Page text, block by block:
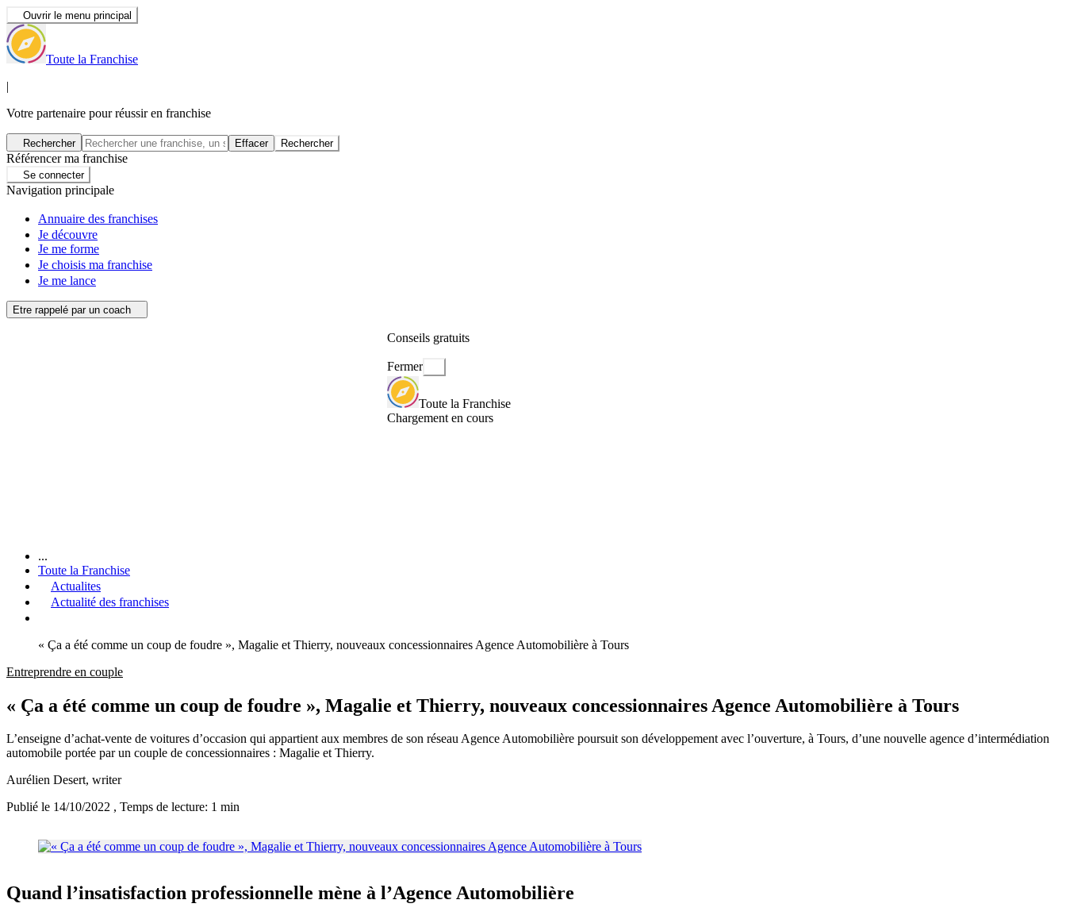
Ouvrir le menu principal
Toute la Franchise
|
Votre partenaire pour réussir en franchise
Rechercher Effacer Rechercher
Référencer ma franchise
Se connecter
Navigation principale
Annuaire des franchises
Je découvre
Je me forme
Je choisis ma franchise
Je me lance
Etre rappelé par un coach
Conseils gratuits
Fermer
Toute la Franchise
Chargement en cours
...
Toute la Franchise
Actualites
Actualité des franchises
« Ça a été comme un coup de foudre », Magalie et Thierry, nouveaux concessionnaires Agence Automobilière à Tours
Entreprendre en couple
« Ça a été comme un coup de foudre », Magalie et Thierry, nouveaux concessionnaires Agence Automobilière à Tours
L’enseigne d’achat-vente de voitures d’occasion qui appartient aux membres de son réseau Agence Automobilière poursuit son développement avec l’ouverture, à Tours, d’une nouvelle agence d’intermédiation
automobile portée par un couple de concessionnaires : Magalie et Thierry.
Aurélien Desert, writer
Publié le 14/10/2022 , Temps de lecture: 1 min
Quand l’insatisfaction professionnelle mène à l’Agence Automobilière